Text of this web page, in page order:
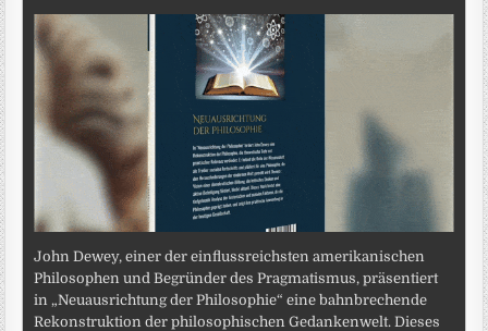
John Dewey, einer der einflussreichsten amerikanischen
Philosophen und Begründer des Pragmatismus, präsentiert
in „Neuausrichtung der Philosophie“ eine bahnbrechende
Rekonstruktion der philosophischen Gedankenwelt. Dieses